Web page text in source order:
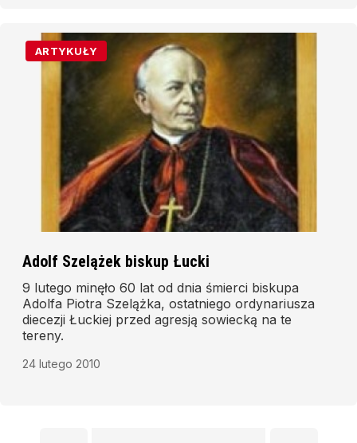
ARTYKUŁY
Adolf Szelążek biskup Łucki
9 lutego minęło 60 lat od dnia śmierci biskupa
Adolfa Piotra Szelążka, ostatniego ordynariusza
diecezji Łuckiej przed agresją sowiecką na te
tereny.
24 lutego 2010